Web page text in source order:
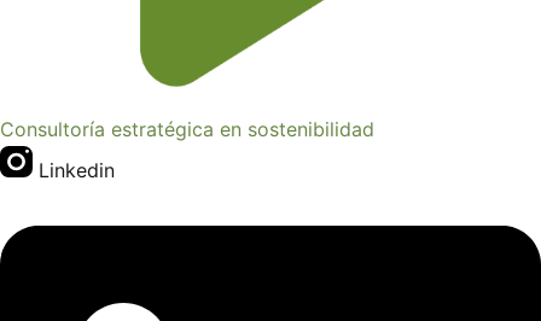
Consultoría estratégica en sostenibilidad
Linkedin